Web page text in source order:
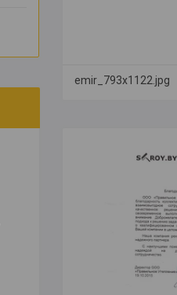
emir_793x1122.jpg